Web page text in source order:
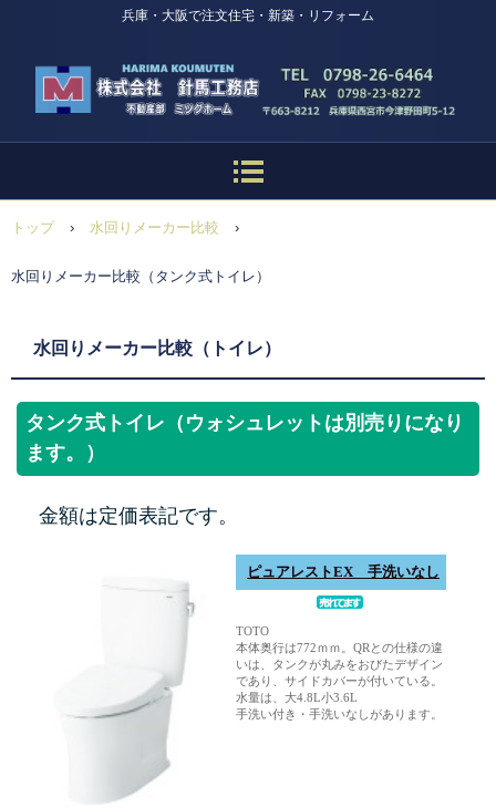
兵庫・大阪で注文住宅・新築・リフォーム
トップ › 水回りメーカー比較 ›
水回りメーカー比較（タンク式トイレ）
水回りメーカー比較（トイレ）
タンク式トイレ（ウォシュレットは別売りになり
ます。）
金額は定価表記です。
ピュアレストEX 手洗いなし
TOTO
本体奥行は772ｍｍ。QRとの仕様の違
いは、タンクが丸みをおびたデザイン
であり、サイドカバーが付いている。
水量は、大4.8L小3.6L
手洗い付き・手洗いなしがあります。